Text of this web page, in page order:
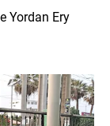
Yordan Ery